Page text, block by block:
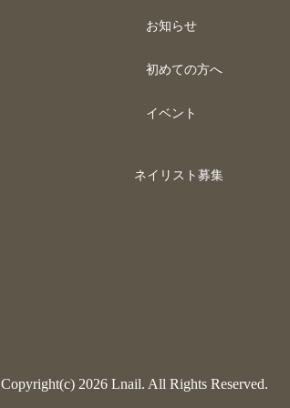
お知らせ
初めての方へ
イベント
ネイリスト募集
Copyright(c) 2026 Lnail. All Rights Reserved.